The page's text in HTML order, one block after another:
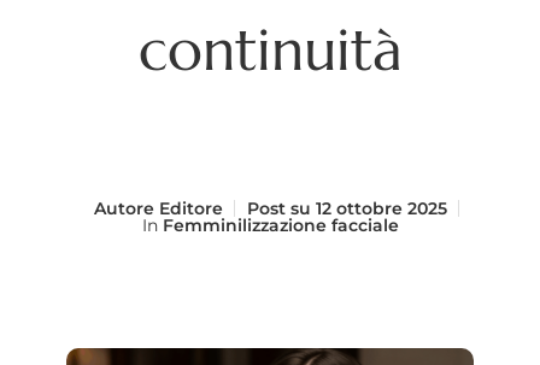
continuità
AutoreEditore Post su 12 ottobre 2025
In Femminilizzazione facciale